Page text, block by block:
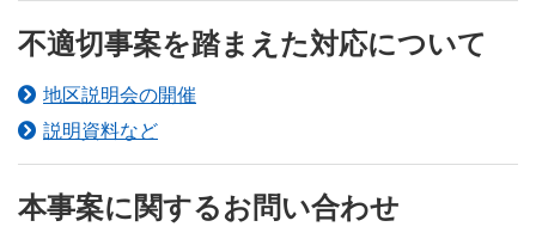
不適切事案を踏まえた対応について
地区説明会の開催
説明資料など
本事案に関するお問い合わせ